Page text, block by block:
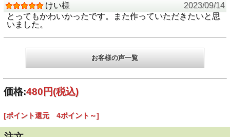
けい様
2023/09/14
とってもかわいかったです。また作っていただきたいと思
いました。
お客様の声一覧
価格:480円(税込)
[ポイント還元 4ポイント～]